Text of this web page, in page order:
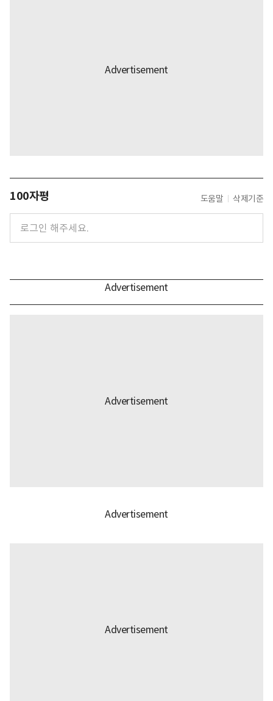
100자평 도움말 삭제기준